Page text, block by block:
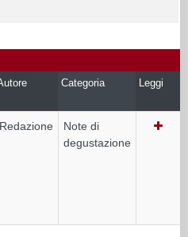
Categoria Leggi
Redazione
Note di
degustazione